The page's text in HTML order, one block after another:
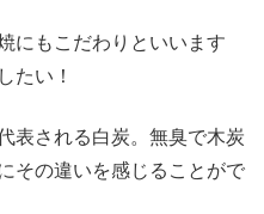
にもこだわりといいます
たい！
表される白炭。無臭で木炭
その違いを感じることがで